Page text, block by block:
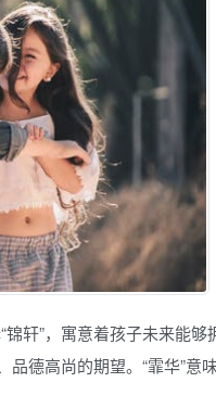
轩”，寓意着孩子未来能够
德高尚的期望。“霏华”意